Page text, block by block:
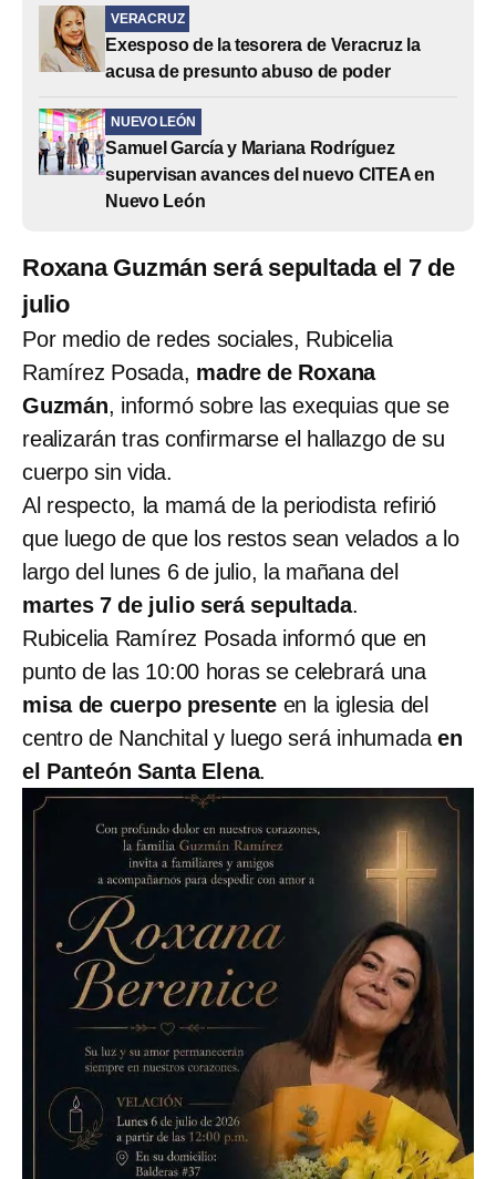
VERACRUZ
Exesposo de la tesorera de Veracruz la
acusa de presunto abuso de poder
NUEVO LEÓN
Samuel García y Mariana Rodríguez
supervisan avances del nuevo CITEA en
Nuevo León
Roxana Guzmán será sepultada el 7 de
julio
Por medio de redes sociales, Rubicelia
Ramírez Posada, madre de Roxana
Guzmán, informó sobre las exequias que se
realizarán tras confirmarse el hallazgo de su
cuerpo sin vida.
Al respecto, la mamá de la periodista refirió
que luego de que los restos sean velados a lo
largo del lunes 6 de julio, la mañana del
martes 7 de julio será sepultada.
Rubicelia Ramírez Posada informó que en
punto de las 10:00 horas se celebrará una
misa de cuerpo presente en la iglesia del
centro de Nanchital y luego será inhumada en
el Panteón Santa Elena.